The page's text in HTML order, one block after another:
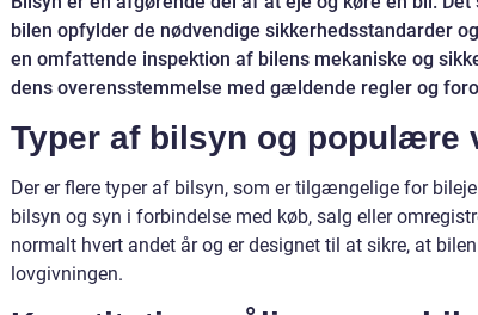
bilen opfylder de nødvendige sikkerhedsstandarder
en omfattende inspektion af bilens mekaniske og
dens overensstemmelse med gældende regler og
Typer af bilsyn og populære
Der er flere typer af bilsyn, som er tilgængelige for
bilsyn og syn i forbindelse med køb, salg eller
normalt hvert andet år og er designet til at sikre, at
lovgivningen.